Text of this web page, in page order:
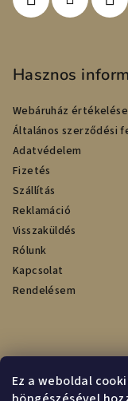
Ez a weboldal
Hasznos
Webáruház értékelése
Általános szerződési
Adatvédelem
Fizetés
Szállítás
Reklamáció
Visszaküldés
Rólunk
Kapcsolat
Rendelésem
Online